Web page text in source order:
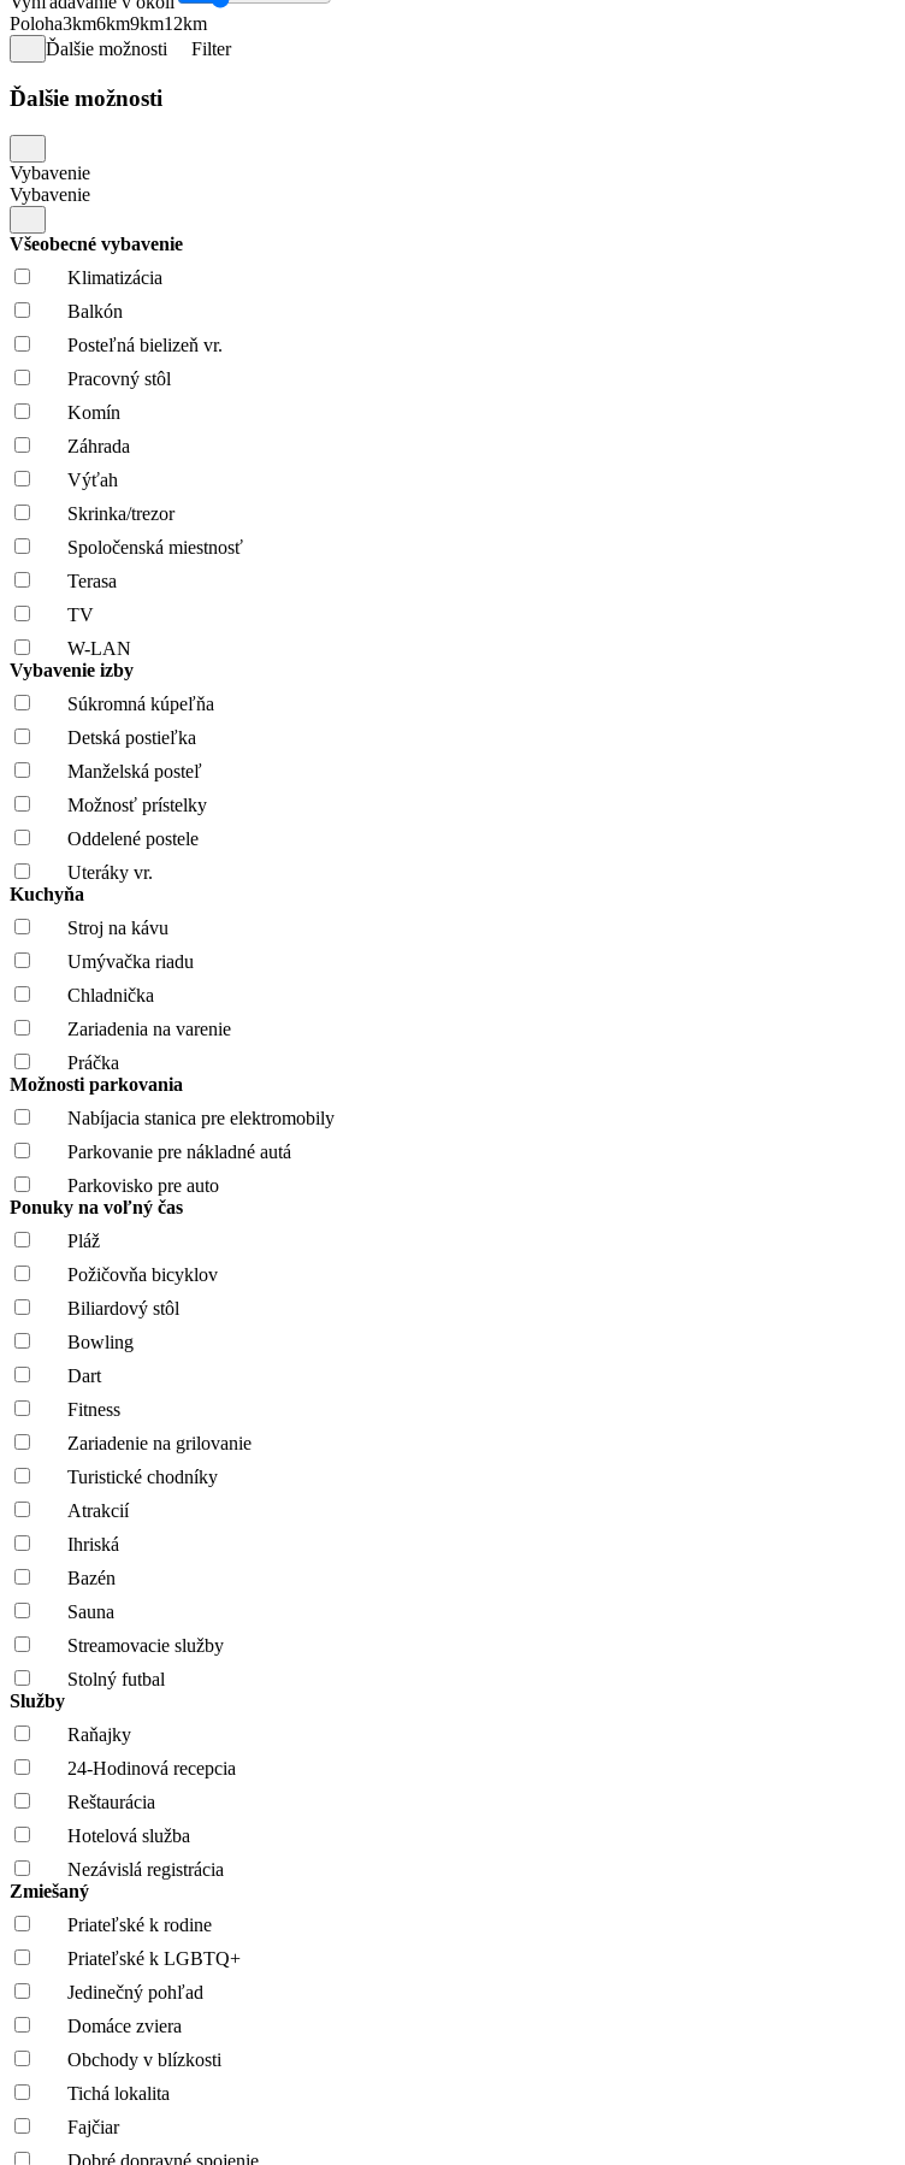
Poloha3km6km9km12km
Ďalšie možnosti
Filter
Ďalšie možnosti
Vybavenie
Vybavenie
Všeobecné vybavenie
Klimatizácia
Balkón
Posteľná bielizeň vr.
Pracovný stôl
Komín
Záhrada
Výťah
Skrinka/trezor
Spoločenská miestnosť
Terasa
TV
W-LAN
Vybavenie izby
Súkromná kúpeľňa
Detská postieľka
Manželská posteľ
Možnosť prístelky
Oddelené postele
Uteráky vr.
Kuchyňa
Stroj na kávu
Umývačka riadu
Chladnička
Zariadenia na varenie
Práčka
Možnosti parkovania
Nabíjacia stanica pre elektromobily
Parkovanie pre nákladné autá
Parkovisko pre auto
Ponuky na voľný čas
Pláž
Požičovňa bicyklov
Biliardový stôl
Bowling
Dart
Fitness
Zariadenie na grilovanie
Turistické chodníky
Atrakcií
Ihriská
Bazén
Sauna
Streamovacie služby
Stolný futbal
Služby
Raňajky
24-Hodinová recepcia
Reštaurácia
Hotelová služba
Nezávislá registrácia
Zmiešaný
Priateľské k rodine
Priateľské k LGBTQ+
Jedinečný pohľad
Domáce zviera
Obchody v blízkosti
Tichá lokalita
Fajčiar
Dobré dopravné spojenie